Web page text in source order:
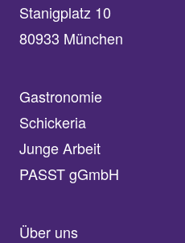
Stanigplatz 10
80933 München
Gastronomie
Schickeria
Junge Arbeit
PASST gGmbH
Über uns